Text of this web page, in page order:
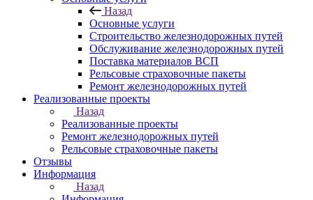
Назад
Основные услуги
Строительство железнодорожных путей
Обслуживание железнодорожных путей
Поставка материалов ВСП
Рельсовые страховочные пакеты
Ремонт железнодорожных путей
Реализованные проекты
Назад
Реализованные проекты
Ремонт железнодорожных путей
Рельсовые страховочные пакеты
Отзывы
Информация
Назад